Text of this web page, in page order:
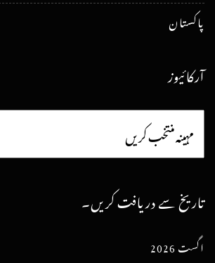
پاکستان
آرکائیوز
تاریخ سے دریافت کریں۔
اگست 2026